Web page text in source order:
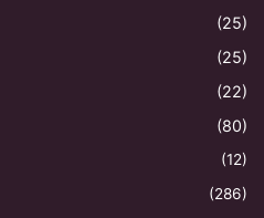
(25)
(25)
(22)
(80)
(12)
(286)